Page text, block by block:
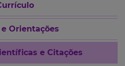
e Orientações
e Citações